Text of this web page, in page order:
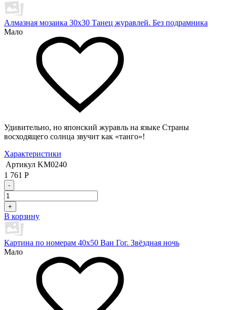
Алмазная мозаика 30х30 Танец журавлей. Без подрамника
Мало
Удивительно, но японский журавль на языке Страны
восходящего солнца звучит как «танго»!
Характеристики
Артикул KM0240
1 761 Р
-
+
В корзину
Картина по номерам 40х50 Ван Гог. Звёздная ночь
Мало